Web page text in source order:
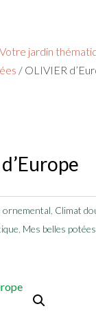
Votre jardin
/ OLIVIER
ornemental Climat
Mes belles potées